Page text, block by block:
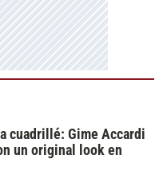
cuadrillé: Gime Accardi
un original look en